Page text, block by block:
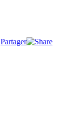
Partager